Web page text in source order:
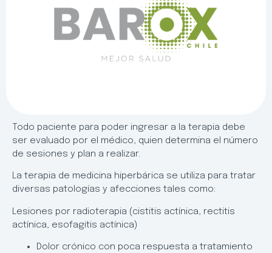
Todo paciente para poder ingresar a la terapia debe
ser evaluado por el médico, quien determina el número
de sesiones y plan a realizar.
La terapia de medicina hiperbárica se utiliza para tratar
diversas patologías y afecciones tales como:
Lesiones por radioterapia (cistitis actínica, rectitis
actínica, esofagitis actínica)
Dolor crónico con poca respuesta a tratamiento